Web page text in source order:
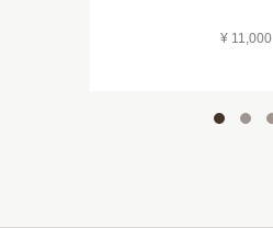
¥ 11,000